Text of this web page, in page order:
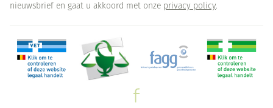
nieuwsbrief en gaat u akkoord met onze privacy policy.